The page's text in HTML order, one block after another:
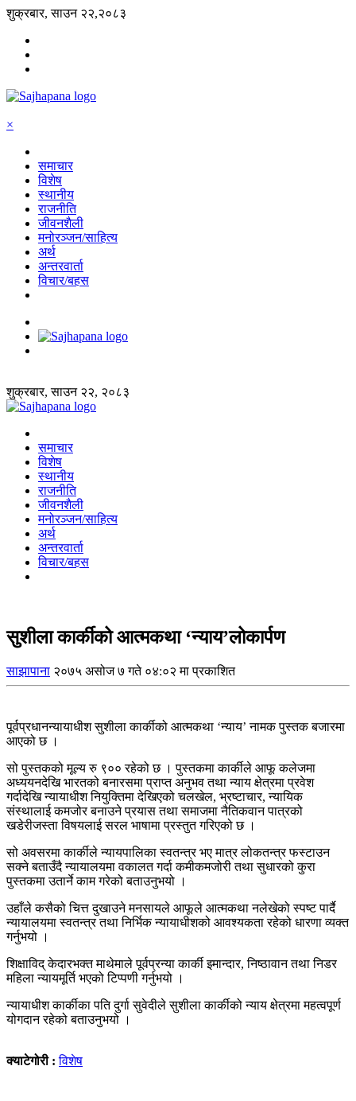
शुक्रबार, साउन २२,२०८३
×
समाचार
विशेष
स्थानीय
राजनीति
जीवनशैली
मनोरञ्जन/साहित्य
अर्थ
अन्तरवार्ता
विचार/बहस
शुक्रबार, साउन २२, २०८३
समाचार
विशेष
स्थानीय
राजनीति
जीवनशैली
मनोरञ्जन/साहित्य
अर्थ
अन्तरवार्ता
विचार/बहस
सुशीला कार्कीको आत्मकथा ‘न्याय’लोकार्पण
साझापाना २०७५ असोज ७ गते ०४:०२ मा प्रकाशित
पूर्वप्रधानन्यायाधीश सुशीला कार्कीको आत्मकथा ‘न्याय’ नामक पुस्तक बजारमा
आएको छ ।
सो पुस्तकको मूल्य रु ९०० रहेको छ । पुस्तकमा कार्कीले आफू कलेजमा
अध्ययनदेखि भारतको बनारसमा प्राप्त अनुभव तथा न्याय क्षेत्रमा प्रवेश
गर्दादेखि न्यायाधीश नियुक्तिमा देखिएको चलखेल, भ्रष्टाचार, न्यायिक
संस्थालाई कमजोर बनाउने प्रयास तथा समाजमा नैतिकवान पात्रको
खडेरीजस्ता विषयलाई सरल भाषामा प्रस्तुत गरिएको छ ।
सो अवसरमा कार्कीले न्यायपालिका स्वतन्त्र भए मात्र लोकतन्त्र फस्टाउन
सक्ने बताउँदै न्यायालयमा वकालत गर्दा कमीकमजोरी तथा सुधारको कुरा
पुस्तकमा उतार्ने काम गरेको बताउनुभयो ।
उहाँले कसैको चित्त दुखाउने मनसायले आफूले आत्मकथा नलेखेको स्पष्ट पार्दै
न्यायालयमा स्वतन्त्र तथा निर्भिक न्यायाधीशको आवश्यकता रहेको धारणा व्यक्त
गर्नुभयो ।
शिक्षाविद् केदारभक्त माथेमाले पूर्वप्रन्या कार्की इमान्दार, निष्ठावान तथा निडर
महिला न्यायमूर्ति भएको टिप्पणी गर्नुभयो ।
न्यायाधीश कार्कीका पति दुर्गा सुवेदीले सुशीला कार्कीको न्याय क्षेत्रमा महत्वपूर्ण
योगदान रहेको बताउनुभयो ।
क्याटेगोरी :विशेष